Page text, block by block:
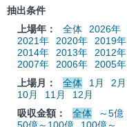
抽出条件
上場年：
全体 2026年
2021年
2020年 2019年
2014年
2013年 2012年
2007年
2006年 2005年
上場月：
全体 1月 2月
10月
11月
12月
吸収金額：
全体 ～5億